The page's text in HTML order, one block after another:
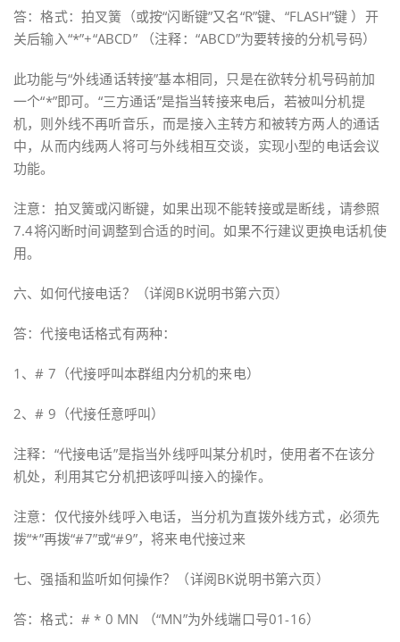
答：格式：拍叉簧（或按“闪断键”又名“R”键、“FLASH”键 ）开
关后输入“*”+“ABCD” （注释：“ABCD”为要转接的分机号码）
此功能与“外线通话转接”基本相同，只是在欲转分机号码前加
一个“*”即可。“三方通话”是指当转接来电后，若被叫分机提
机，则外线不再听音乐，而是接入主转方和被转方两人的通话
中，从而内线两人将可与外线相互交谈，实现小型的电话会议
功能。
注意：拍叉簧或闪断键，如果出现不能转接或是断线，请参照
7.4将闪断时间调整到合适的时间。如果不行建议更换电话机使
用。
六、如何代接电话？（详阅BK说明书第六页）
答：代接电话格式有两种：
1、# 7（代接呼叫本群组内分机的来电）
2、# 9（代接任意呼叫）
注释：“代接电话”是指当外线呼叫某分机时，使用者不在该分
机处，利用其它分机把该呼叫接入的操作。
注意：仅代接外线呼入电话，当分机为直拨外线方式，必须先
拨“*”再拨“#7”或“#9”，将来电代接过来
七、强插和监听如何操作？（详阅BK说明书第六页）
答：格式：# * 0 MN （“MN”为外线端口号01-16）